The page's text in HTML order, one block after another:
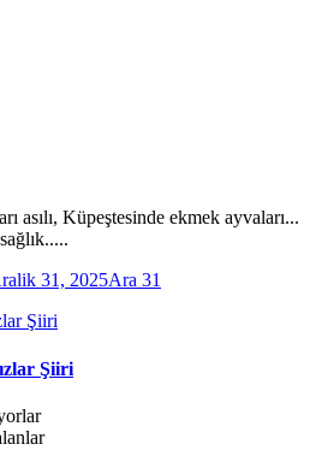
asılı, Küpeştesinde ekmek ayvaları...
31, 2025Ara 31
Şiiri
Şiiri